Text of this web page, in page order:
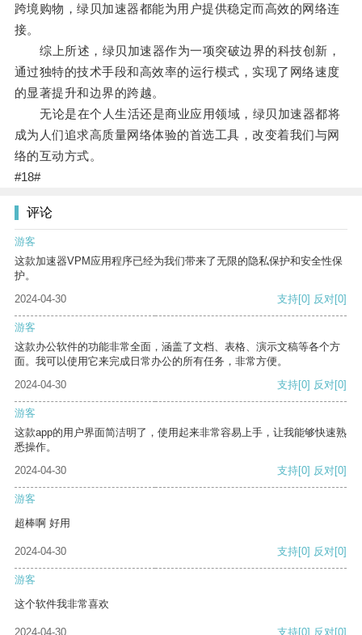
跨境购物，绿贝加速器都能为用户提供稳定而高效的网络连
接。
综上所述，绿贝加速器作为一项突破边界的科技创新，
通过独特的技术手段和高效率的运行模式，实现了网络速度
的显著提升和边界的跨越。
无论是在个人生活还是商业应用领域，绿贝加速器都将
成为人们追求高质量网络体验的首选工具，改变着我们与网
络的互动方式。
#18#
评论
游客
这款加速器VPM应用程序已经为我们带来了无限的隐私保护和安全性保
护。
2024-04-30
支持[0] 反对[0]
游客
这款办公软件的功能非常全面，涵盖了文档、表格、演示文稿等各个方
面。我可以使用它来完成日常办公的所有任务，非常方便。
2024-04-30
支持[0] 反对[0]
游客
这款app的用户界面简洁明了，使用起来非常容易上手，让我能够快速熟
悉操作。
2024-04-30
支持[0] 反对[0]
游客
超棒啊 好用
2024-04-30 支持[0] 反对[0]
游客
这个软件我非常喜欢
2024-04-30 支持[0] 反对[0]